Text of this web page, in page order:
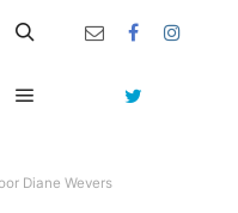
Diane Wevers